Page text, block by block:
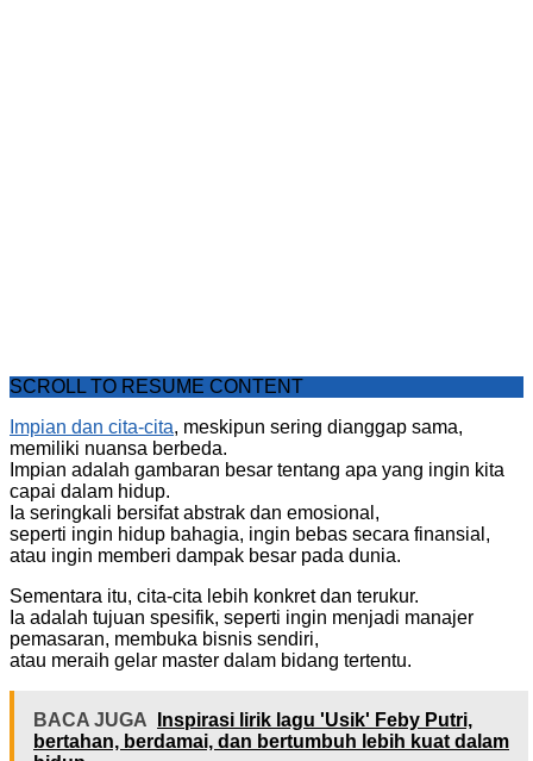
SCROLL TO RESUME CONTENT
Impian dan cita-cita, meskipun sering dianggap sama,
memiliki nuansa berbeda.
Impian adalah gambaran besar tentang apa yang ingin kita
capai dalam hidup.
Ia seringkali bersifat abstrak dan emosional,
seperti ingin hidup bahagia, ingin bebas secara finansial,
atau ingin memberi dampak besar pada dunia.
Sementara itu, cita-cita lebih konkret dan terukur.
Ia adalah tujuan spesifik, seperti ingin menjadi manajer
pemasaran, membuka bisnis sendiri,
atau meraih gelar master dalam bidang tertentu.
BACA JUGA
Inspirasi lirik lagu 'Usik' Feby Putri,
bertahan, berdamai, dan bertumbuh lebih kuat dalam